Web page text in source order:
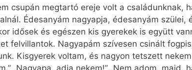
csupán megtartó ereje volt a családunknak,
Édesanyám nagyapja, édesanyám
idősek és egészen kis gyerekek is együtt
felvillantok. Nagyapám szívesen csinált
Kisgyerek voltam, és nagyon tetszett